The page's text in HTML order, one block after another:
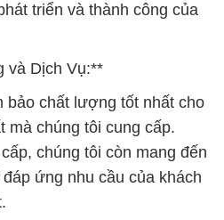
triển và thành công của
và Dịch Vụ:**
bảo chất lượng tốt nhất cho
mà chúng tôi cung cấp.
chúng tôi còn mang đến
ứng nhu cầu của khách